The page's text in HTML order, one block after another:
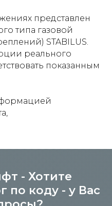
представлен
типа газовой
STABILUS.
реального
показанным
- Хотите
по коду - у Вас